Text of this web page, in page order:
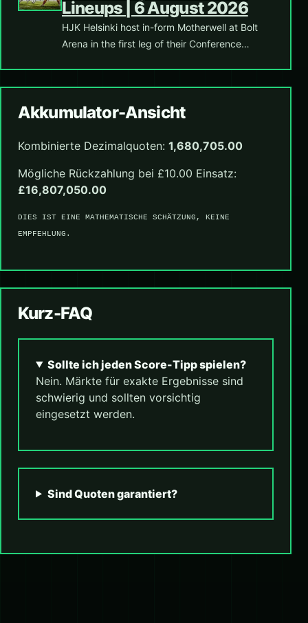
Lineups | 6 August 2026
HJK Helsinki host in-form Motherwell at Bolt
Arena in the first leg of their Conference…
Akkumulator-Ansicht
Kombinierte Dezimalquoten: 1,680,705.00
Mögliche Rückzahlung bei £10.00 Einsatz:
£16,807,050.00
DIES IST EINE MATHEMATISCHE SCHÄTZUNG, KEINE
EMPFEHLUNG.
Kurz-FAQ
Sollte ich jeden Score-Tipp spielen?
Nein. Märkte für exakte Ergebnisse sind
schwierig und sollten vorsichtig
eingesetzt werden.
Sind Quoten garantiert?